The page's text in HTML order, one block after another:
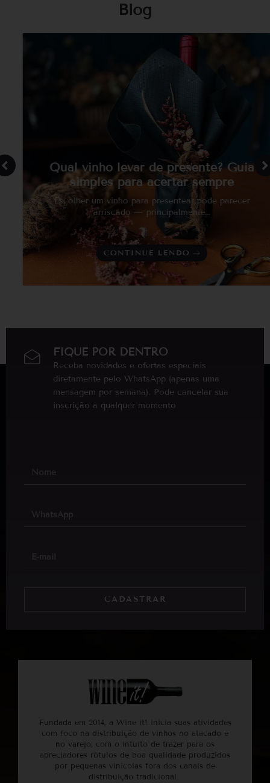
Blog
Qual vinho levar de presente? Guia
simples para acertar sempre
Escolher um vinho para presentear pode parecer
arriscado — principalmente…
CONTINUE LENDO
FIQUE POR DENTRO
Receba novidades e ofertas especiais
diretamente pelo WhatsApp (apenas uma
mensagem por semana). Pode cancelar sua
inscrição a qualquer momento
CADASTRAR
Fundada em 2014, a Wine it! inicia suas atividades
com foco na distribuição de vinhos no atacado e
no varejo, com o intuito de trazer para os
apreciadores rótulos de boa qualidade produzidos
por pequenas vinícolas fora dos canais de
distribuição tradicional.